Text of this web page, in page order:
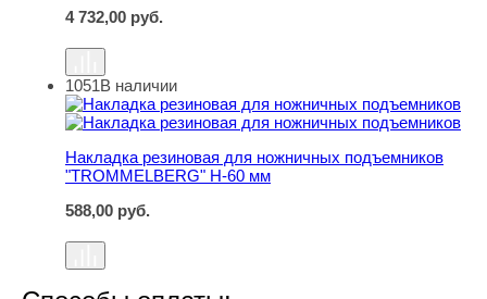
4 732,00 руб.
Накладка резиновая для ножничных подъемников
1051В наличии
Накладка резиновая для ножничных подъемников
"TROMMELBERG" H-60 мм
588,00 руб.